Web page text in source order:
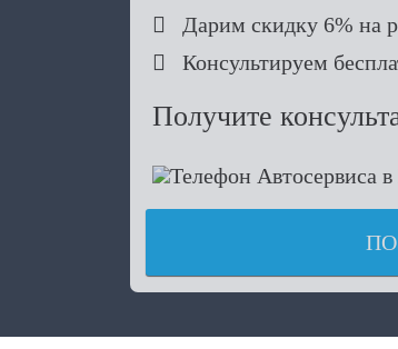
 Дарим скидку 6% на
 Консультируем
Получите